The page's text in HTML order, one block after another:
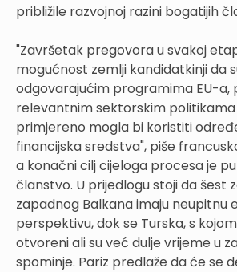
približile razvojnoj razini bogatijih
"Završetak pregovora u svakoj
mogućnost zemlji kandidatkinji da
odgovarajućim programima EU-a,
relevantnim sektorskim
primjereno mogla bi koristiti
financijska sredstva", piše
a konačni cilj cijeloga procesa je
članstvo. U prijedlogu stoji da šest
zapadnog Balkana imaju neupitnu
perspektivu, dok se Turska, s
otvoreni ali su već dulje vrijeme u
spominje. Pariz predlaže da će se